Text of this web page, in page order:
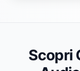
Scopri